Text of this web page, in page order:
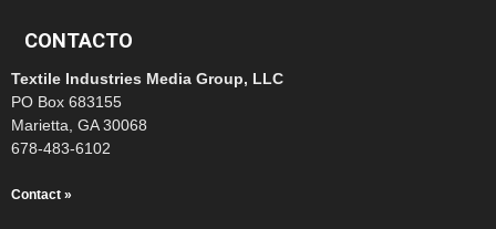
CONTACTO
Textile Industries Media Group, LLC
PO Box 683155
Marietta, GA 30068
678-483-6102
Contact »